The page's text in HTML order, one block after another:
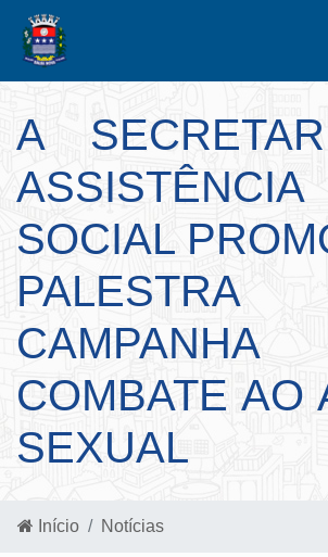
A
ASSISTÊNCIA
SOCIAL
COMBATE AO
SEXUAL
Início Notícias